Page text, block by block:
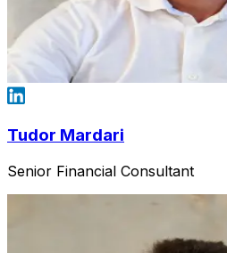
Tudor Mardari
Senior Financial Consultant